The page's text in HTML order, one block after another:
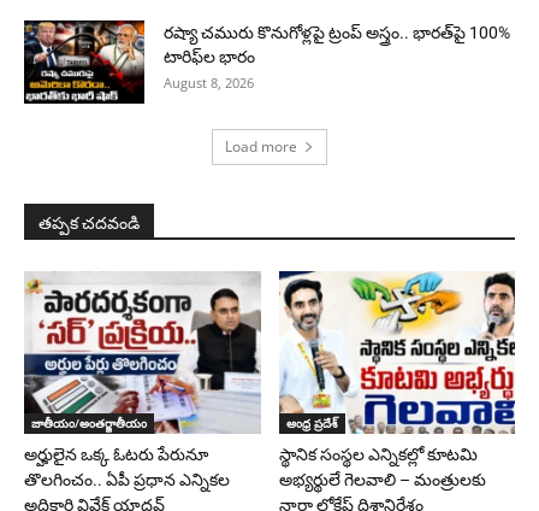
రష్యా చమురు కొనుగోళ్లపై ట్రంప్ అస్త్రం.. భారత్‌పై 100%
టారిఫ్‌ల భారం
August 8, 2026
Load more
తప్పక చదవండి
జాతీయం/అంతర్జాతీయం
అర్హులైన ఒక్క ఓటరు పేరునూ
తొలగించం.. ఏపీ ప్రధాన ఎన్నికల
అధికారి వివేక్ యాదవ్
ఆంధ్ర ప్రదేశ్
స్థానిక సంస్థల ఎన్నికల్లో కూటమి
అభ్యర్థులే గెలవాలి – మంత్రులకు
నారా లోకేష్ దిశానిర్దేశం